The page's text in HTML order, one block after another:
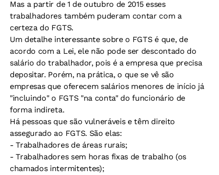
Mas a partir de 1 de outubro de 2015 esses
trabalhadores também puderam contar com a
certeza do FGTS.
Um detalhe interessante sobre o FGTS é que, de
acordo com a Lei, ele não pode ser descontado do
salário do trabalhador, pois é a empresa que precisa
depositar. Porém, na prática, o que se vê são
empresas que oferecem salários menores de início já
"incluindo" o FGTS "na conta" do funcionário de
forma indireta.
Há pessoas que são vulneráveis e têm direito
assegurado ao FGTS. São elas:
- Trabalhadores de áreas rurais;
- Trabalhadores sem horas fixas de trabalho (os
chamados intermitentes);